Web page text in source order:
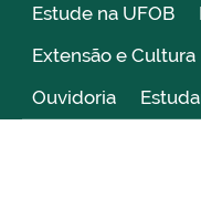
Estude na UFOB
Extensão e Cultura
Ouvidoria